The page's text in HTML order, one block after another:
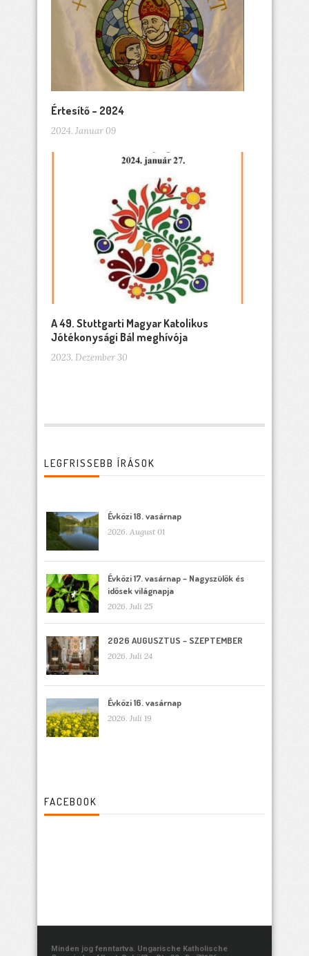
Értesítő – 2024
2024. Januar 09
A 49. Stuttgarti Magyar Katolikus
Jótékonysági Bál meghívója
2023. Dezember 30
LEGFRISSEBB ÍRÁSOK
Évközi 18. vasárnap
2026. August 01
Évközi 17. vasárnap – Nagyszülők és
idősek világnapja
2026. Juli 25
2026 AUGUSZTUS – SZEPTEMBER
2026. Juli 24
Évközi 16. vasárnap
2026. Juli 19
FACEBOOK
Minden jog fenntartva. Ungarische Katholische